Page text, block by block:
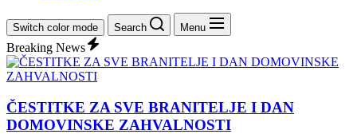
Switch color mode Search Menu
Breaking News
ČESTITKE ZA SVE BRANITELJE I DAN
DOMOVINSKE ZAHVALNOSTI